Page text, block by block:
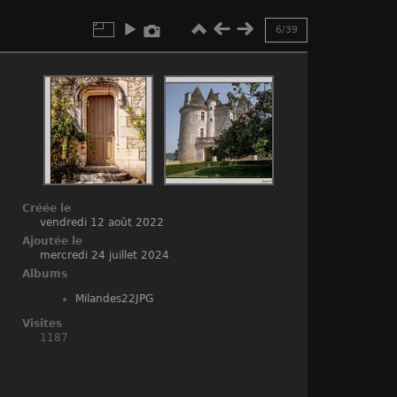
6/39
Créée le
vendredi 12 août 2022
Ajoutée le
mercredi 24 juillet 2024
Albums
Milandes22JPG
Visites
1187